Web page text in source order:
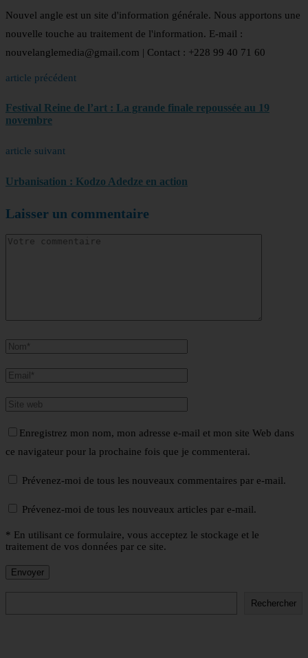
Nouvel angle est un site d'information générale. Nous apportons une
nouvelle touche au traitement de l'information. E-mail :
nouvelanglemedia@gmail.com | Contact : +228 99 40 71 60
article précédent
Festival Reine de l’art : La grande finale repoussée au 19
novembre
article suivant
Urbanisation : Kodzo Adedze en action
Laisser un commentaire
Enregistrez mon nom, mon adresse e-mail et mon site Web dans
ce navigateur pour la prochaine fois que je commenterai.
Prévenez-moi de tous les nouveaux commentaires par e-mail.
Prévenez-moi de tous les nouveaux articles par e-mail.
* En utilisant ce formulaire, vous acceptez le stockage et le
traitement de vos données par ce site.
Rechercher